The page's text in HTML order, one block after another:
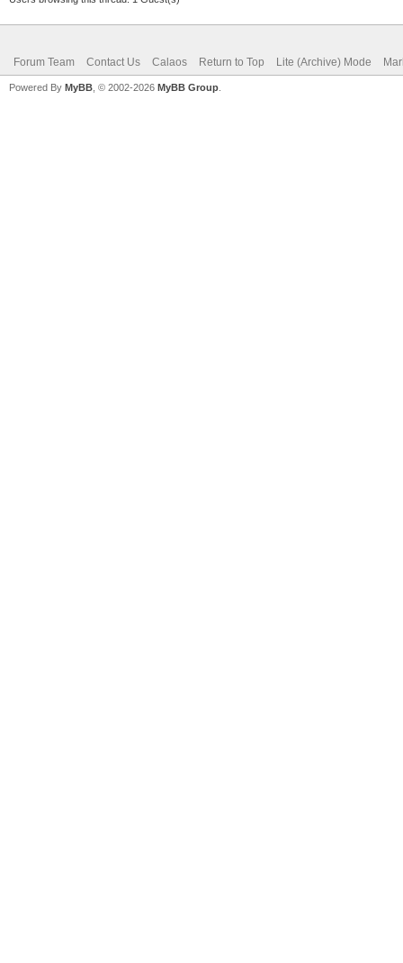
Forum Team Contact Us Calaos Return to Top Lite (Archive) Mode
Powered By MyBB , © 2002-2026 MyBB Group